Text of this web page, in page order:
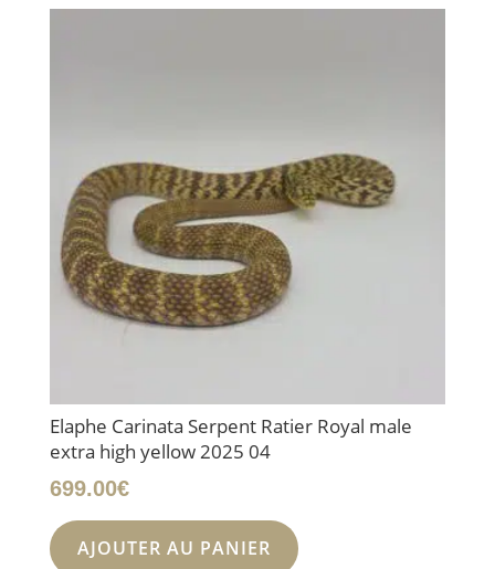
Elaphe Carinata Serpent Ratier Royal male
extra high yellow 2025 04
699.00€
AJOUTER AU PANIER